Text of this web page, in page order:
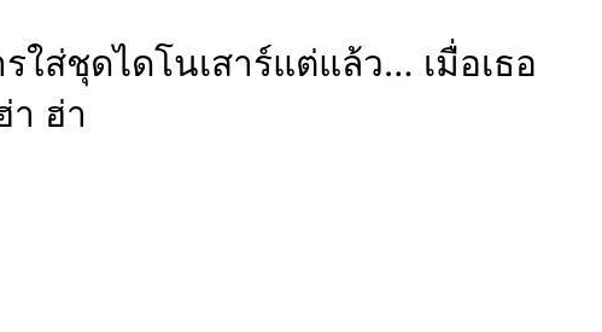
ใส่ชุดไดโนเสาร์แต่แล้ว… เมื่อเธอ
า ฮ่า